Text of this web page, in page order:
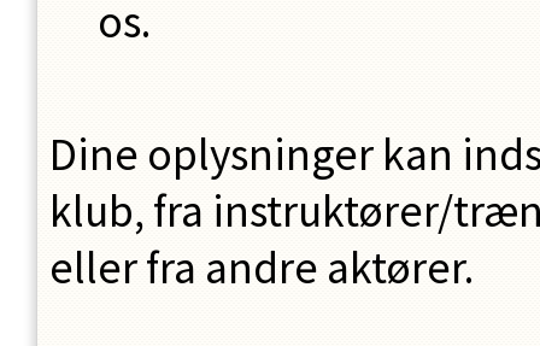
os.
Dine oplysninger kan
klub, fra instruktører/
eller fra andre aktører.